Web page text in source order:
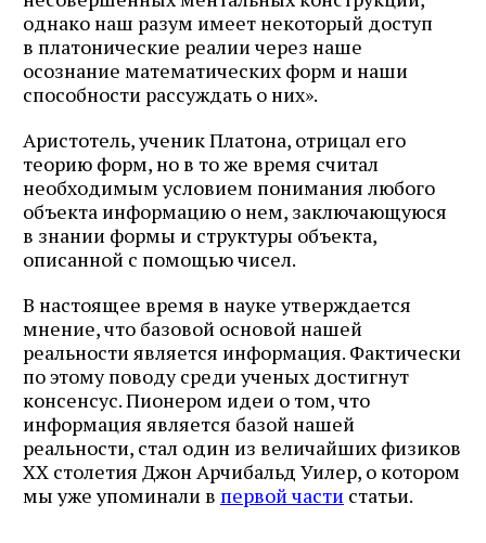
однако наш разум имеет некоторый доступ
в платонические реалии через наше
осознание математических форм и наши
способности рассуждать о них».
Аристотель, ученик Платона, отрицал его
теорию форм, но в то же время считал
необходимым условием понимания любого
объекта информацию о нем, заключающуюся
в знании формы и структуры объекта,
описанной с помощью чисел.
В настоящее время в науке утверждается
мнение, что базовой основой нашей
реальности является информация. Фактически
по этому поводу среди ученых достигнут
консенсус. Пионером идеи о том, что
информация является базой нашей
реальности, стал один из величайших физиков
ХХ столетия Джон Арчибальд Уилер, о котором
мы уже упоминали в первой части статьи.
почте